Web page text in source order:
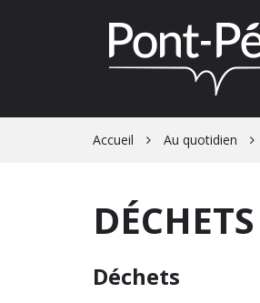
Accueil Au quotidien
Déchets